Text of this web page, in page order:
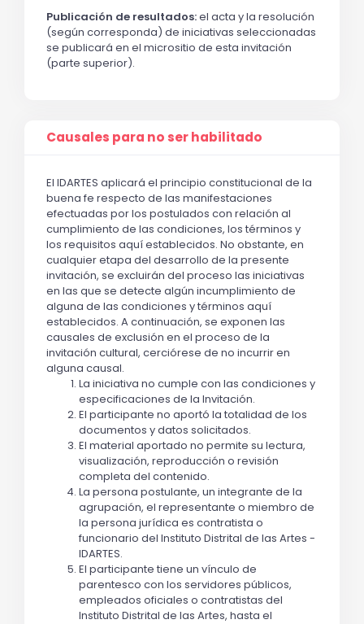
Publicación de resultados:el acta y la resolución
(según corresponda) de iniciativas seleccionadas
se publicará en el micrositio de esta invitación
(parte superior).
Causales para no ser habilitado
El IDARTES aplicará el principio constitucional de la
buena fe respecto de las manifestaciones
efectuadas por los postulados con relación al
cumplimiento de las condiciones, los términos y
los requisitos aquí establecidos. No obstante, en
cualquier etapa del desarrollo de la presente
invitación, se excluirán del proceso las iniciativas
en las que se detecte algún incumplimiento de
alguna de las condiciones y términos aquí
establecidos. A continuación, se exponen las
causales de exclusión en el proceso de la
invitación cultural, cerciórese de no incurrir en
alguna causal.
La iniciativa no cumple con las condiciones y
especificaciones de la Invitación.
El participante no aportó la totalidad de los
documentos y datos solicitados.
El material aportado no permite su lectura,
visualización, reproducción o revisión
completa del contenido.
La persona postulante, un integrante de la
agrupación, el representante o miembro de
la persona jurídica es contratista o
funcionario del Instituto Distrital de las Artes -
IDARTES.
El participante tiene un vínculo de
parentesco con los servidores públicos,
empleados oficiales o contratistas del
Instituto Distrital de las Artes, hasta el